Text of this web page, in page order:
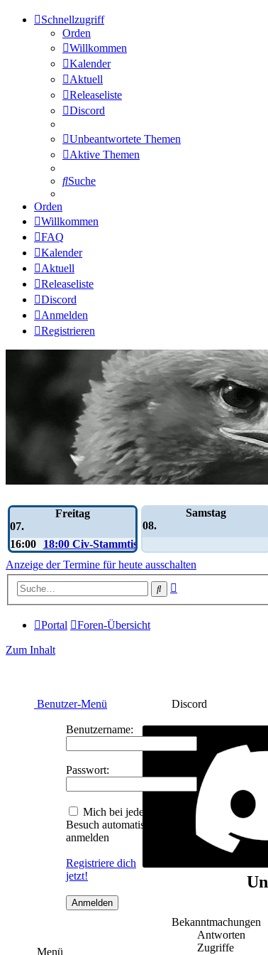
Schnellzugriff
Orden
Willkommen
Kalender
Aktuell
Releaseliste
Discord
Unbeantwortete Themen
Aktive Themen
Suche
Orden
Willkommen
FAQ
Kalender
Aktuell
Releaseliste
Discord
Anmelden
Registrieren
Freitag
07.
16:00
18:00 Civ-Stammtisch
Samstag
08.
Anzeige der Termine für heute ausschalten
Suche
Portal Foren-Übersicht
Zum Inhalt
Discord
Bekanntmachungen
Antworten
Zugriffe
Benutzer-Menü
Benutzername:
Passwort:
Mich bei jedem
Besuch automatisch
anmelden
Registriere dich
jetzt!
Menü